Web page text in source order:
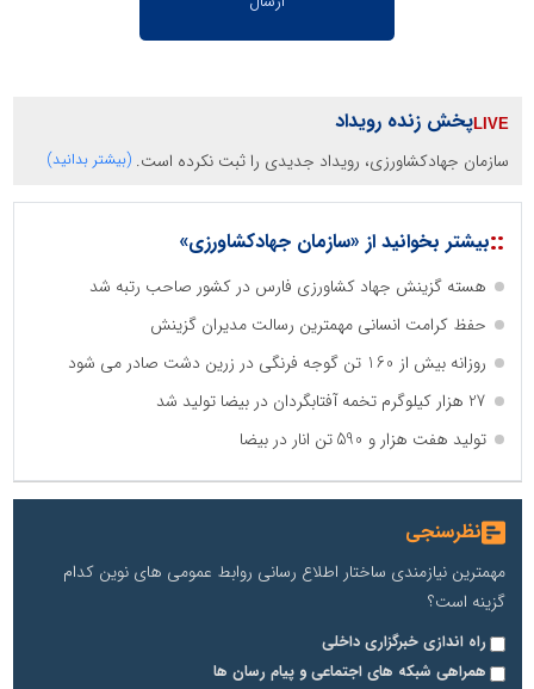
پخش زنده رویداد
سازمان جهادکشاورزی، رویداد جدیدی را ثبت نکرده است. (بیشتر بدانید)
::بیشتر بخوانید از «سازمان جهادکشاورزی»
هسته گزینش جهاد کشاورزی فارس در کشور صاحب رتبه شد
حفظ کرامت انسانی مهمترین رسالت مدیران گزینش
روزانه بیش از 160 تن گوجه فرنگی در زرین دشت صادر می شود
27 هزار کیلوگرم تخمه آفتابگردان در بیضا تولید شد
تولید هفت هزار و 590 تن انار در بیضا
نظرسنجی
مهمترین نیازمندی ساختار اطلاع رسانی روابط عمومی های نوین کدام
گزینه است؟
راه اندازی خبرگزاری داخلی
همراهی شبکه های اجتماعی و پیام رسان ها